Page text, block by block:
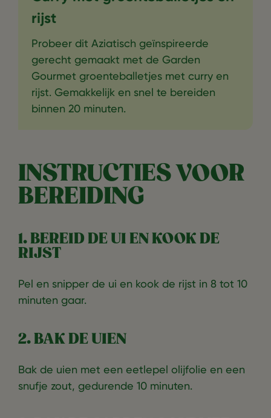
rijst
Probeer dit Aziatisch geïnspireerde
gerecht gemaakt met de Garden
Gourmet groenteballetjes met curry en
rijst. Gemakkelijk en snel te bereiden
binnen 20 minuten.
INSTRUCTIES VOOR
BEREIDING
1. BEREID DE UI EN KOOK DE
RIJST
Pel en snipper de ui en kook de rijst in 8 tot 10
minuten gaar.
2. BAK DE UIEN
Bak de uien met een eetlepel olijfolie en een
snufje zout, gedurende 10 minuten.